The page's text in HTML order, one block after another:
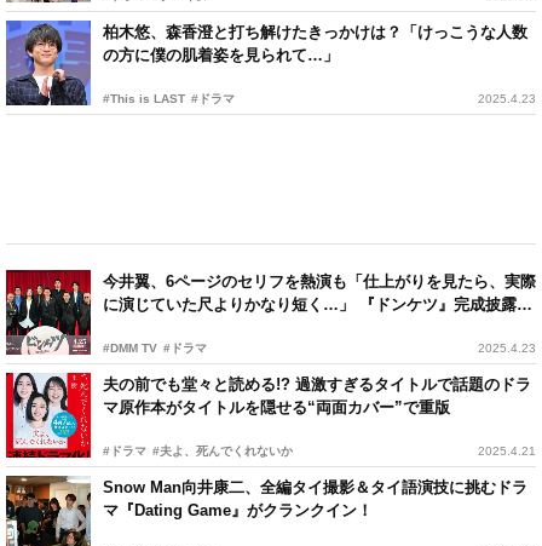
柏木悠、森香澄と打ち解けたきっかけは？「けっこうな人数
の方に僕の肌着姿を見られて…」
#This is LAST #ドラマ 2025.4.23
今井翼、6ページのセリフを熱演も「仕上がりを見たら、実際
に演じていた尺よりかなり短く…」 『ドンケツ』完成披露試
#DMM TV #ドラマ 2025.4.23
夫の前でも堂々と読める!? 過激すぎるタイトルで話題のドラ
マ原作本がタイトルを隠せる“両面カバー”で重版
#ドラマ #夫よ、死んでくれないか 2025.4.21
Snow Man向井康二、全編タイ撮影＆タイ語演技に挑むドラ
マ『Dating Game』がクランクイン！